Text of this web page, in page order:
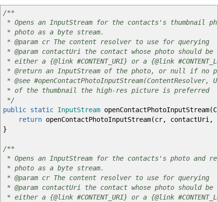
/**
* Opens an InputStream for the contacts's thumbnail
* photo as a byte stream.
* @param cr The content resolver to use for querying
* @param contactUri the contact whose photo should
* either a {@link #CONTENT_URI} or a {@link
* @return an InputStream of the photo, or null if no
* @see
* of the thumbnail the high-res picture is preferred
*/
public static InputStream openContactPhotoInputStream(
return openContactPhotoInputStream(cr, contactUri,
}
/**
* Opens an InputStream for the contacts's photo and
* photo as a byte stream.
* @param cr The content resolver to use for querying
* @param contactUri the contact whose photo should
* either a {@link #CONTENT_URI} or a {@link